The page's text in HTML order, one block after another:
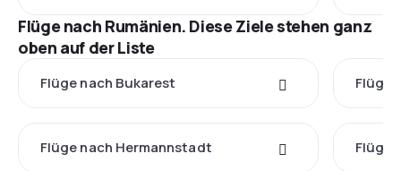
Flüge nach Rumänien. Diese Ziele stehen ganz
oben auf der Liste
Flüge nach Bukarest Flüge
Flüge nach Hermannstadt Flüge